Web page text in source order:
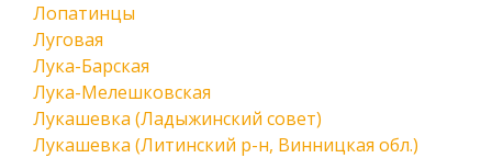
Лопатинцы
Луговая
Лука-Барская
Лука-Мелешковская
Лукашевка (Ладыжинский совет)
Лукашевка (Литинский р-н, Винницкая обл.)